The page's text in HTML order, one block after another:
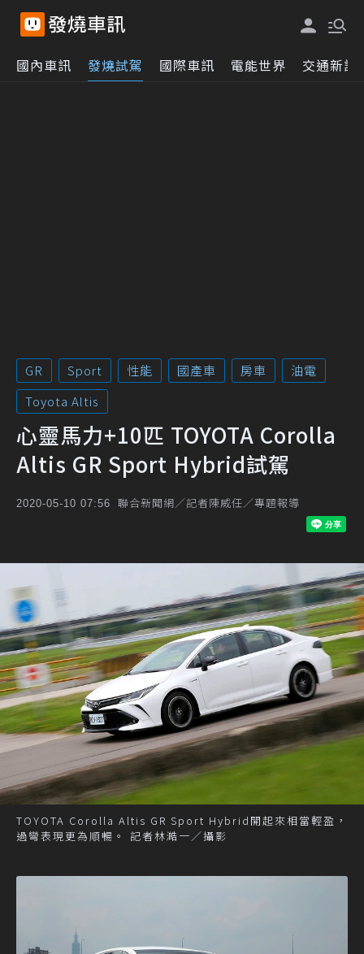
國內車訊 發燒試駕 國際車訊 電能世界 交通新訊
GR Sport 性能 國產車 房車
油電
Toyota Altis
心靈馬力+10匹 TOYOTA Corolla
Altis GR Sport Hybrid試駕
2020-05-10 07:56 聯合新聞網／記者陳威任／專題報導
TOYOTA Corolla Altis GR Sport Hybrid開起來相當輕盈，
過彎表現更為順暢。 記者林澔一／攝影